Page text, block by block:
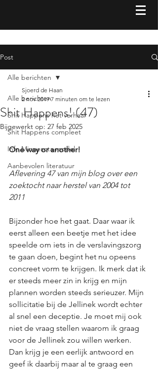
Post
Alle berichten
Shit Happens het verhaal
Shit Happens compleet
Info Minnesota model
Aanbevolen literatuur
Alle berichten
Shit Happens! (47)
Sjoerd de Haan
2 nov 2019 7 minuten om te lezen
Bijgewerkt op: 27 feb 2025
One way or another!
Aflevering 47 van mijn blog over een
zoektocht naar herstel van 2004 tot
2011
Bijzonder hoe het gaat. Daar waar ik
eerst alleen een beetje met het idee
speelde om iets in de verslavingszorg
te gaan doen, begint het nu opeens
concreet vorm te krijgen. Ik merk dat ik
er steeds meer zin in krijg en mijn
plannen worden steeds serieuzer. Mijn
sollicitatie bij de Jellinek wordt echter
al snel een deceptie. Je moet mij ook
niet de vraag stellen waarom ik graag
voor de Jellinek zou willen werken.
Dan krijg je een eerlijk antwoord en
geef ik daarbij maar al te graag een